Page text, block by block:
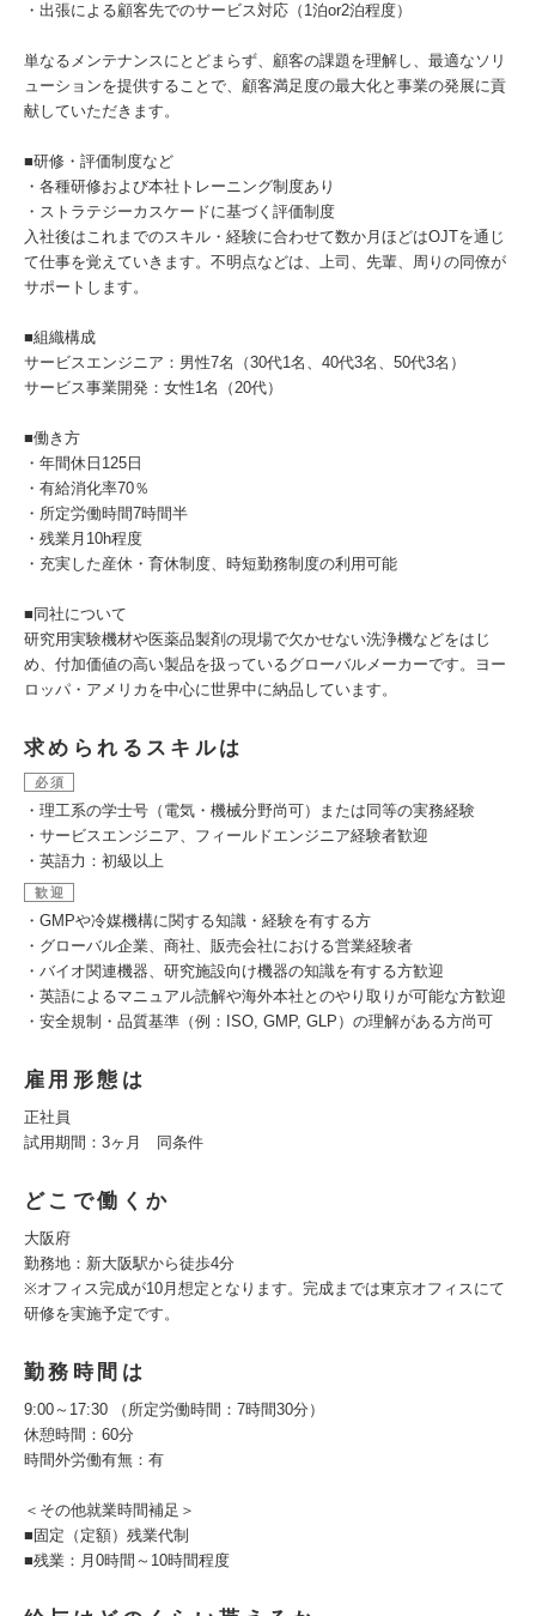
・出張による顧客先でのサービス対応（1泊or2泊程度）
単なるメンテナンスにとどまらず、顧客の課題を理解し、最適なソリ
ューションを提供することで、顧客満足度の最大化と事業の発展に貢
献していただきます。
■研修・評価制度など
・各種研修および本社トレーニング制度あり
・ストラテジーカスケードに基づく評価制度
入社後はこれまでのスキル・経験に合わせて数か月ほどはOJTを通じ
て仕事を覚えていきます。不明点などは、上司、先輩、周りの同僚が
サポートします。
■組織構成
サービスエンジニア：男性7名（30代1名、40代3名、50代3名）
サービス事業開発：女性1名（20代）
■働き方
・年間休日125日
・有給消化率70％
・所定労働時間7時間半
・残業月10h程度
・充実した産休・育休制度、時短勤務制度の利用可能
■同社について
研究用実験機材や医薬品製剤の現場で欠かせない洗浄機などをはじ
め、付加価値の高い製品を扱っているグローバルメーカーです。ヨー
ロッパ・アメリカを中心に世界中に納品しています。
求められるスキルは
必須
・理工系の学士号（電気・機械分野尚可）または同等の実務経験
・サービスエンジニア、フィールドエンジニア経験者歓迎
・英語力：初級以上
歓迎
・GMPや冷媒機構に関する知識・経験を有する方
・グローバル企業、商社、販売会社における営業経験者
・バイオ関連機器、研究施設向け機器の知識を有する方歓迎
・英語によるマニュアル読解や海外本社とのやり取りが可能な方歓迎
・安全規制・品質基準（例：ISO, GMP, GLP）の理解がある方尚可
雇用形態は
正社員
試用期間：3ヶ月 同条件
どこで働くか
大阪府
勤務地：新大阪駅から徒歩4分
※オフィス完成が10月想定となります。完成までは東京オフィスにて
研修を実施予定です。
勤務時間は
9:00～17:30 （所定労働時間：7時間30分）
休憩時間：60分
時間外労働有無：有
＜その他就業時間補足＞
■固定（定額）残業代制
■残業：月0時間～10時間程度